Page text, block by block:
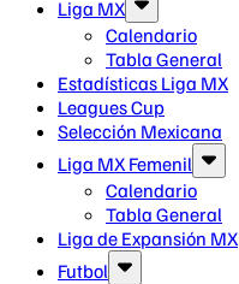
Liga MX
Calendario
Tabla General
Estadísticas Liga MX
Leagues Cup
Selección Mexicana
Liga MX Femenil
Calendario
Tabla General
Liga de Expansión MX
Futbol